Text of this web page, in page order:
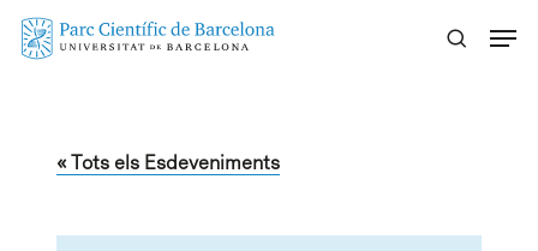
Skip
« Tots els Esdeveniments